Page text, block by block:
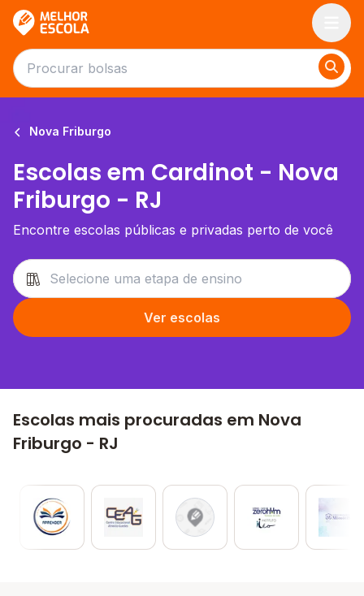
Nova Friburgo
Escolas em Cardinot - Nova
Friburgo - RJ
Encontre escolas públicas e privadas perto de você
Ver escolas
Escolas mais procuradas em Nova
Friburgo - RJ